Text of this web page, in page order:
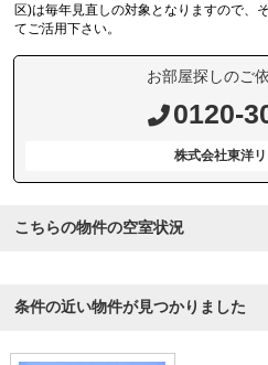
区)は毎年見直しの対象となりますので、
てご活用下さい。
お部屋探しのご
0120-
株式会社東洋
こちらの物件の空室状況
条件の近い物件が見つかりました